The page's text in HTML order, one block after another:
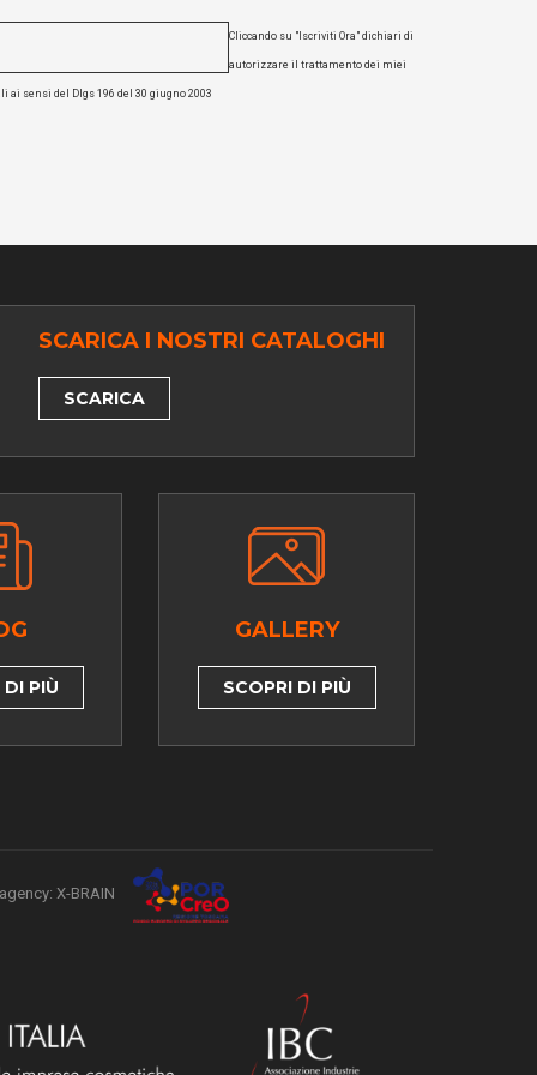
Cliccando su "Iscriviti Ora" dichiari di
autorizzare il trattamento dei miei
ai sensi del Dlgs 196 del 30 giugno 2003
SCARICA I NOSTRI CATALOGHI
SCARICA
DI PIÙ
GALLERY
SCOPRI DI PIÙ
X-BRAIN